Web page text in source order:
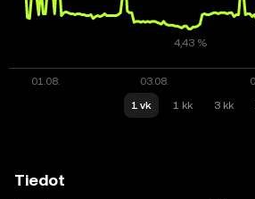
1 vk 1 kk 3 kk
Tiedot